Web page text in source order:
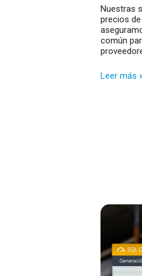
Nuestras
precios
común
Leer más